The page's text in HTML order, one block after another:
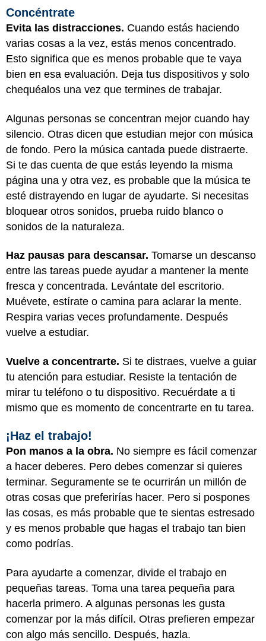
Concéntrate
Evita las distracciones. Cuando estás haciendo
varias cosas a la vez, estás menos concentrado.
Esto significa que es menos probable que te vaya
bien en esa evaluación. Deja tus dispositivos y solo
chequéalos una vez que termines de trabajar.
Algunas personas se concentran mejor cuando hay
silencio. Otras dicen que estudian mejor con música
de fondo. Pero la música cantada puede distraerte.
Si te das cuenta de que estás leyendo la misma
página una y otra vez, es probable que la música te
esté distrayendo en lugar de ayudarte. Si necesitas
bloquear otros sonidos, prueba ruido blanco o
sonidos de la naturaleza.
Haz pausas para descansar. Tomarse un descanso
entre las tareas puede ayudar a mantener la mente
fresca y concentrada. Levántate del escritorio.
Muévete, estírate o camina para aclarar la mente.
Respira varias veces profundamente. Después
vuelve a estudiar.
Vuelve a concentrarte. Si te distraes, vuelve a guiar
tu atención para estudiar. Resiste la tentación de
mirar tu teléfono o tu dispositivo. Recuérdate a ti
mismo que es momento de concentrarte en tu tarea.
¡Haz el trabajo!
Pon manos a la obra. No siempre es fácil comenzar
a hacer deberes. Pero debes comenzar si quieres
terminar. Seguramente se te ocurrirán un millón de
otras cosas que preferirías hacer. Pero si pospones
las cosas, es más probable que te sientas estresado
y es menos probable que hagas el trabajo tan bien
como podrías.
Para ayudarte a comenzar, divide el trabajo en
pequeñas tareas. Toma una tarea pequeña para
hacerla primero. A algunas personas les gusta
comenzar por la más difícil. Otras prefieren empezar
con algo más sencillo. Después, hazla.